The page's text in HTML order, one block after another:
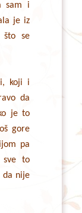
sam i
je iz
što se
koji i
da
je to
gore
pa
to
da nije